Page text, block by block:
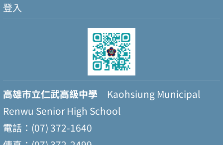
登入
高雄市立仁武高級中學 Kaohsiung Municipal
Renwu Senior High School
電話：(07) 372-1640